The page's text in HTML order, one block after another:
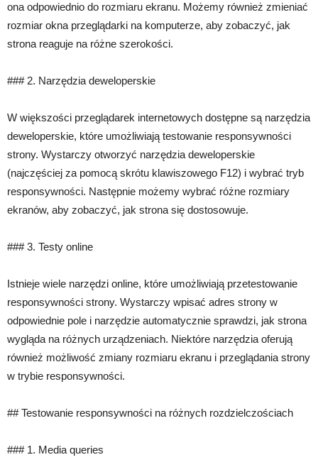
ona odpowiednio do rozmiaru ekranu. Możemy również zmieniać
rozmiar okna przeglądarki na komputerze, aby zobaczyć, jak
strona reaguje na różne szerokości.
### 2. Narzędzia deweloperskie
W większości przeglądarek internetowych dostępne są narzędzia
deweloperskie, które umożliwiają testowanie responsywności
strony. Wystarczy otworzyć narzędzia deweloperskie
(najczęściej za pomocą skrótu klawiszowego F12) i wybrać tryb
responsywności. Następnie możemy wybrać różne rozmiary
ekranów, aby zobaczyć, jak strona się dostosowuje.
### 3. Testy online
Istnieje wiele narzędzi online, które umożliwiają przetestowanie
responsywności strony. Wystarczy wpisać adres strony w
odpowiednie pole i narzędzie automatycznie sprawdzi, jak strona
wygląda na różnych urządzeniach. Niektóre narzędzia oferują
również możliwość zmiany rozmiaru ekranu i przeglądania strony
w trybie responsywności.
## Testowanie responsywności na różnych rozdzielczościach
### 1. Media queries